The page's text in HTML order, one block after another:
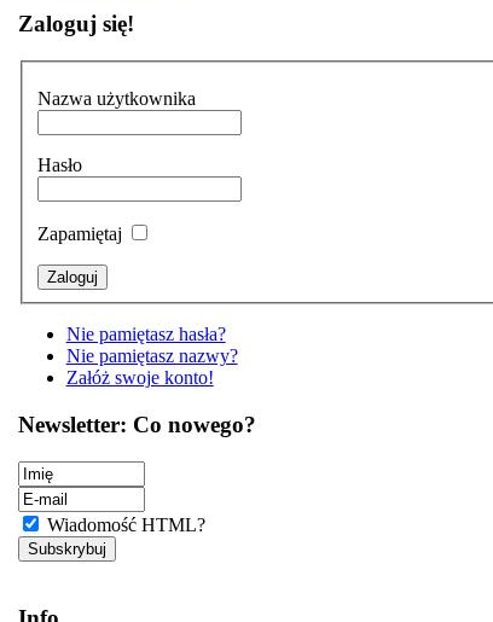
Zaloguj się!
Nazwa użytkownika
Hasło
Zapamiętaj
Nie pamiętasz hasła?
Nie pamiętasz nazwy?
Załóż swoje konto!
Newsletter: Co nowego?
Wiadomość HTML?